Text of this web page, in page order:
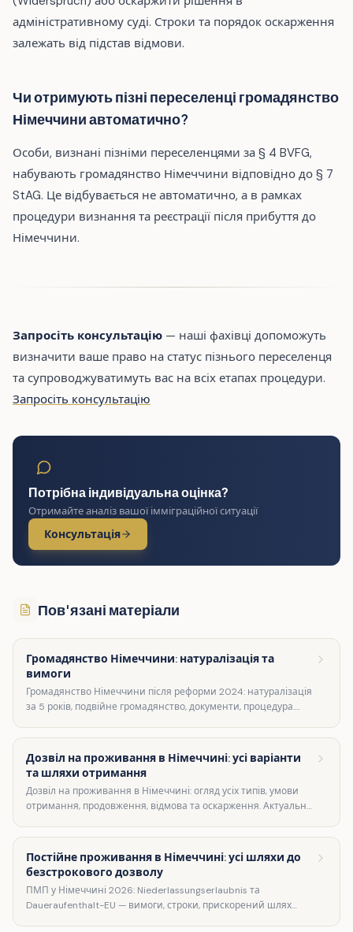
адміністративному суді. Строки та порядок оскарження
залежать від підстав відмови.
Чи отримують пізні переселенці громадянство
Німеччини автоматично?
Особи, визнані пізніми переселенцями за § 4 BVFG,
набувають громадянство Німеччини відповідно до § 7
StAG. Це відбувається не автоматично, а в рамках
процедури визнання та реєстрації після прибуття до
Німеччини.
Запросіть консультацію — наші фахівці допоможуть
визначити ваше право на статус пізнього переселенця
та супроводжуватимуть вас на всіх етапах процедури.
Запросіть консультацію
Потрібна індивідуальна оцінка?
Отримайте аналіз вашої імміграційної ситуації
Консультація
Пов'язані матеріали
Громадянство Німеччини: натуралізація та
вимоги
Громадянство Німеччини після реформи 2024: натуралізація
за 5 років, подвійне громадянство, документи, процедура.
Дозвіл на проживання в Німеччині: усі варіанти
та шляхи отримання
Дозвіл на проживання в Німеччині: огляд усіх типів, умови
отримання, продовження, відмова та оскарження. Актуальна
Постійне проживання в Німеччині: усі шляхи до
безстрокового дозволу
ПМП у Німеччині 2026: Niederlassungserlaubnis та
Daueraufenthalt-EU — вимоги, строки, прискорений шлях